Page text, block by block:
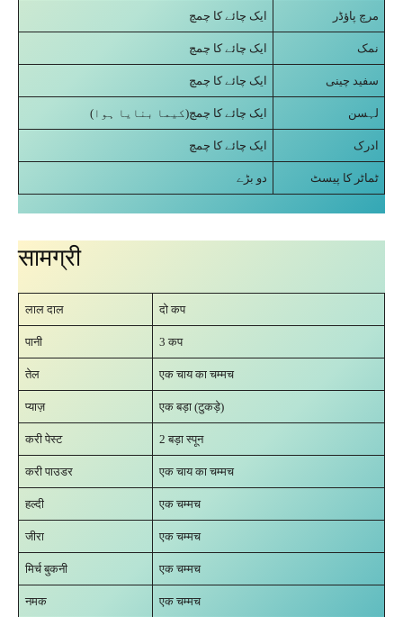
ایک چائے کا چمچ مرچ پاؤڈر
ایک چائے کا چمچ نمک
ایک چائے کا چمچ سفید چینی
(کیما بنایا ہوا)ایک چائے کا چمچ لہسن
ایک چائے کا چمچ ادرک
دو بڑے ٹماٹر کا پیسٹ
सामग्री
लाल दाल दो कप
पानी 3 कप
तेल एक चाय का चम्मच
प्याज़ एक बड़ा (टुकड़े)
करी पेस्ट 2 बड़ा स्पून
करी पाउडर एक चाय का चम्मच
हल्दी एक चम्मच
जीरा एक चम्मच
मिर्च बुकनी एक चम्मच
नमक एक चम्मच